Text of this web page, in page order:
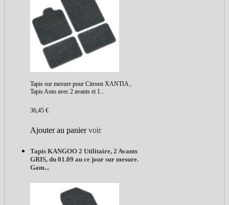
Tapis sur mesure pour Citroen XANTIA ,
Tapis Auto avec 2 avants et 1...
36,45 €
Ajouter au panier voir
Tapis KANGOO 2 Utilitaire, 2 Avants
GRIS, du 01.09 au ce jour sur mesure.
Gam...